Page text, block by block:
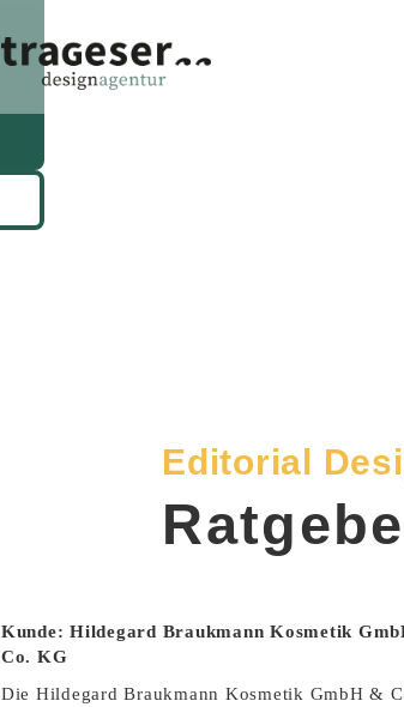
Editorial
Kunde: Hildegard Braukmann Kosmetik
Co. KG
Die Hildegard Braukmann Kosmetik GmbH &